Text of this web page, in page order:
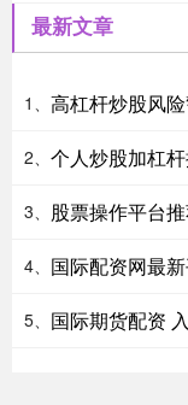
最新文章
1、 高杠杆炒股风
2、 个人炒股加杠
3、 股票操作平台
4、 国际配资网最
5、 国际期货配资